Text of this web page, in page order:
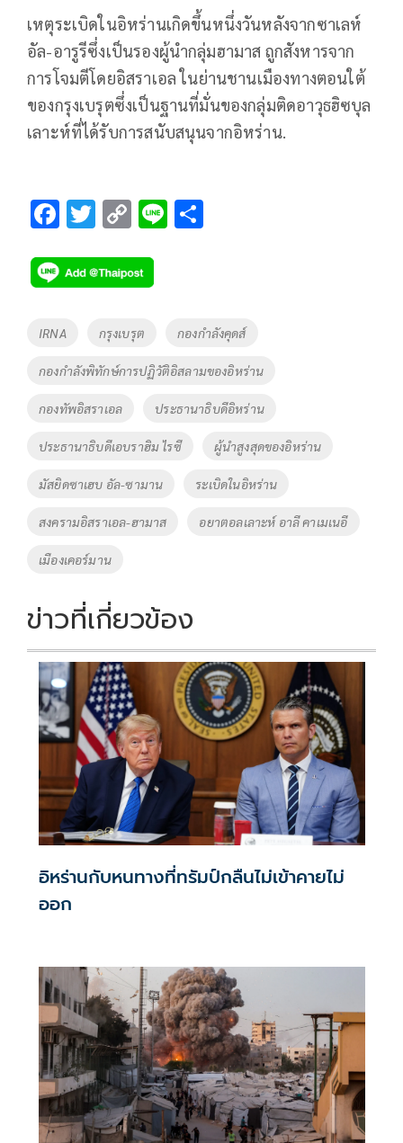
เหตุระเบิดในอิหร่านเกิดขึ้นหนึ่งวันหลังจากซาเลห์
อัล-อารูรีซึ่งเป็นรองผู้นำกลุ่มฮามาส ถูกสังหารจาก
การโจมตีโดยอิสราเอล ในย่านชานเมืองทางตอนใต้
ของกรุงเบรุตซึ่งเป็นฐานที่มั่นของกลุ่มติดอาวุธฮิซบุล
เลาะห์ที่ได้รับการสนับสนุนจากอิหร่าน.
F
e
b
o
o
k
T
tt
er
C
p
y
Li
n
k
Li
Tags
IRNA กรุงเบรุต กองกำลังคุดส์
กองกำลังพิทักษ์การปฏิวัติอิสลามของอิหร่าน
กองทัพอิสราเอล ประธานาธิบดีอิหร่าน
ประธานาธิบดีเอบราฮิม ไรซี ผู้นำสูงสุดของอิหร่าน
มัสยิดซาเฮบ อัล-ซามาน ระเบิดในอิหร่าน
สงครามอิสราเอล-ฮามาส อยาตอลเลาะห์ อาลี คาเมเนอี
เมืองเคอร์มาน
ข่าวที่เกี่ยวข้อง
อิหร่านกับหนทางที่ทรัมป์กลืนไม่เข้าคายไม่
ออก